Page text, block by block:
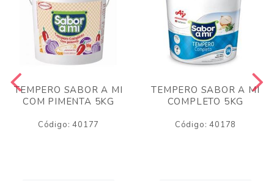
TEMPERO SABOR A MI
COM PIMENTA 5KG
Código: 40177
TEMPERO SABOR A MI
COMPLETO 5KG
Código: 40178